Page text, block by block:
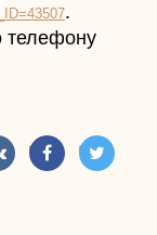
.
телефону